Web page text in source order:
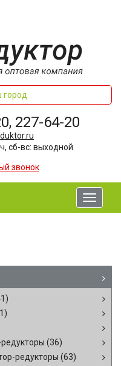
город
227-64-20
сб-вс: выходной
звонок
Toggle
(36)
редукторы (63)